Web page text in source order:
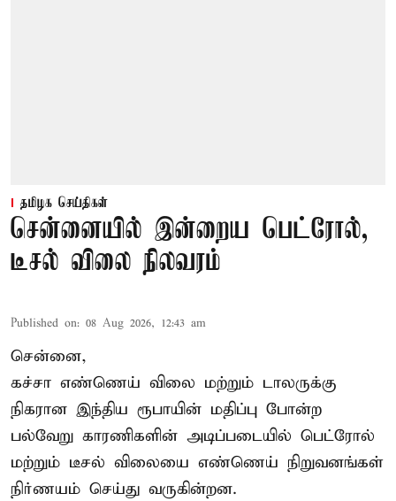
தமிழக செய்திகள்
சென்னையில் இன்றைய பெட்ரோல்,
டீசல் விலை நிலவரம்
Published on: 08 Aug 2026, 12:43 am
சென்னை,
கச்சா எண்ணெய் விலை மற்றும் டாலருக்கு
நிகரான இந்திய ரூபாயின் மதிப்பு போன்ற
பல்வேறு காரணிகளின் அடிப்படையில் பெட்ரோல்
மற்றும் டீசல் விலையை எண்ணெய் நிறுவனங்கள்
நிர்ணயம் செய்து வருகின்றன.